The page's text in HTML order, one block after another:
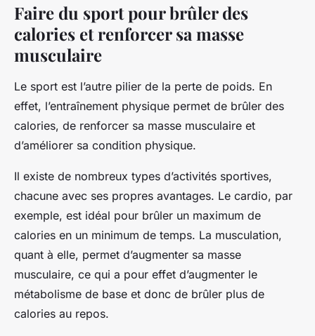
Faire du sport pour brûler des
calories et renforcer sa masse
musculaire
Le sport est l’autre pilier de la perte de poids. En
effet, l’entraînement physique permet de brûler des
calories, de renforcer sa masse musculaire et
d’améliorer sa condition physique.
Il existe de nombreux types d’activités sportives,
chacune avec ses propres avantages. Le cardio, par
exemple, est idéal pour brûler un maximum de
calories en un minimum de temps. La musculation,
quant à elle, permet d’augmenter sa masse
musculaire, ce qui a pour effet d’augmenter le
métabolisme de base et donc de brûler plus de
calories au repos.